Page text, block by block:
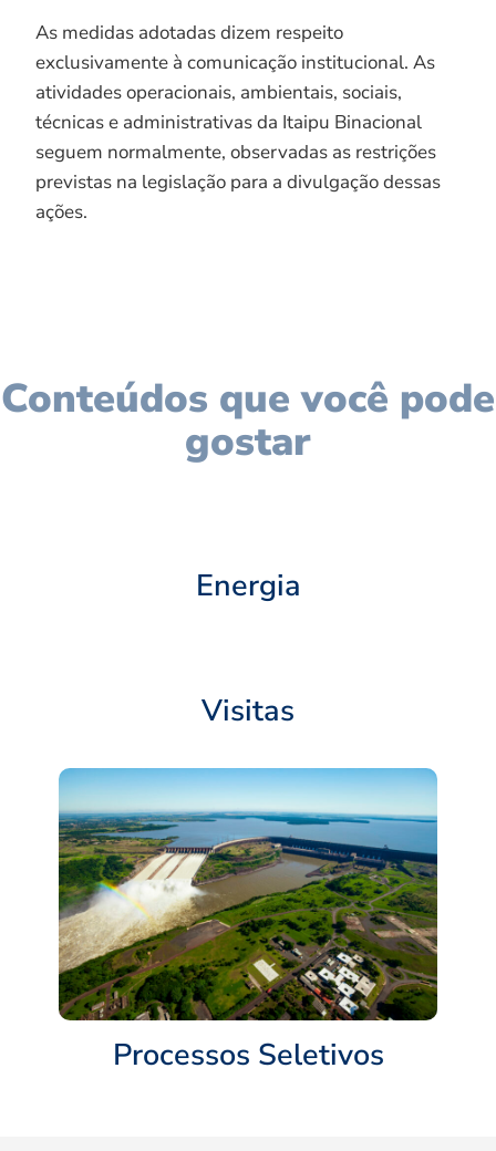
As medidas adotadas dizem respeito
exclusivamente à comunicação institucional. As
atividades operacionais, ambientais, sociais,
técnicas e administrativas da Itaipu Binacional
seguem normalmente, observadas as restrições
previstas na legislação para a divulgação dessas
ações.
Conteúdos que você pode
gostar
Energia
Visitas
Processos Seletivos